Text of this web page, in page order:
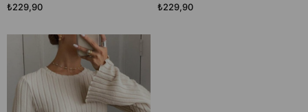
₺229,90 ₺229,90